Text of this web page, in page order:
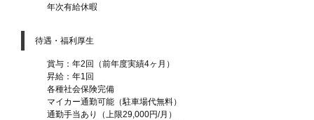
年次有給休暇
待遇・福利厚生
賞与：年2回（前年度実績4ヶ月）
昇給：年1回
各種社会保険完備
マイカー通勤可能（駐車場代無料）
通勤手当あり（上限29,000円/月）